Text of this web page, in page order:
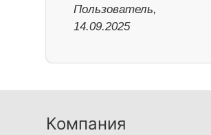
Пользователь,
14.09.2025
Компания